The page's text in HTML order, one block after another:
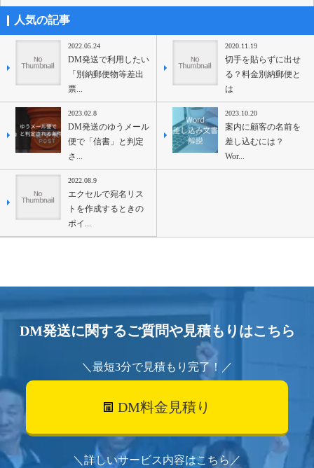
人気の記事
2022.05.24
DM発送で利用したい
「別納郵便物等差出
票...
2020.11.19
切手を貼らずに出せ
る？料金別納郵便と
は
2023.02.8
DM発送のゆうメール
便で「信書」と判定
さ...
2023.10.20
案内に顧客の名前を
差し込むには？
Wor...
2022.08.9
エクセルで宛名リス
トを作成するときの
ポイ...
DM発送に関するご質問や見積もりはこちら
＼最短3分で見積もり完了！／
DM料金見積り
＼詳しいサービス内容はこちら／